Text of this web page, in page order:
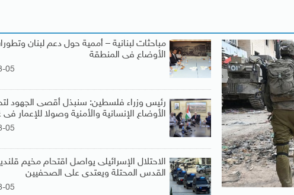
مباحثات لبنانية – أممية حول دعم لبنان
الأوضاع فى المنطقة
05
رئيس وزراء فلسطين: سنبذل أقصى الجهود
الأوضاع الإنسانية والأمنية وصولا للإعمار فى
05
الاحتلال الإسرائيلى يواصل اقتحام مخيم
القدس المحتلة ويعتدى على الصحفيين
05